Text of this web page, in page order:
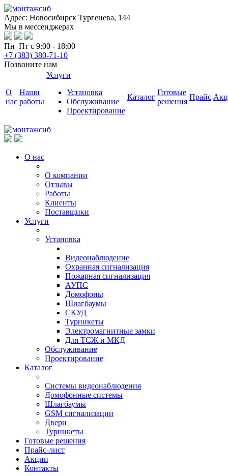
Адрес: Новосибирск Тургенева, 144
Мы в мессенджерах
Пн–Пт с 9:00 - 18:00
+7 (383) 380-71-10
Позвоните нам
О
нас
Наши
работы
Услуги
Установка
Обслуживание
Проектирование
Каталог
Готовые
решения
Прайс
О нас
О компании
Отзывы
Работы
Клиенты
Поставщики
Услуги
Установка
Видеонаблюдение
Охранная сигнализация
Пожарная сигнализация
АУПС
Домофоны
Шлагбаумы
СКУД
Турникеты
Электромагнитные замки
Для ТСЖ и МКД
Обслуживание
Проектирование
Каталог
Системы видеонаблюдения
Домофонные системы
Шлагбаумы
GSM сигнализации
Двери
Турникеты
Готовые решения
Прайс-лист
Акции
Контакты